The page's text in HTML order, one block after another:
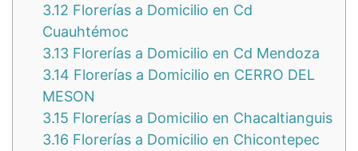
3.12 Florerías a Domicilio en Cd
Cuauhtémoc
3.13 Florerías a Domicilio en Cd Mendoza
3.14 Florerías a Domicilio en CERRO DEL
MESON
3.15 Florerías a Domicilio en Chacaltianguis
3.16 Florerías a Domicilio en Chicontepec